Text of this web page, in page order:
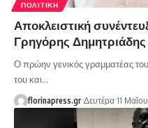
ΠΟΛΙΤΙΚΉ
Αποκλειστική
Γρηγόρης Δημητριάδης
Ο πρώην γενικός γραμματέας
του και…
florinapress.gr Δευτέρα 11